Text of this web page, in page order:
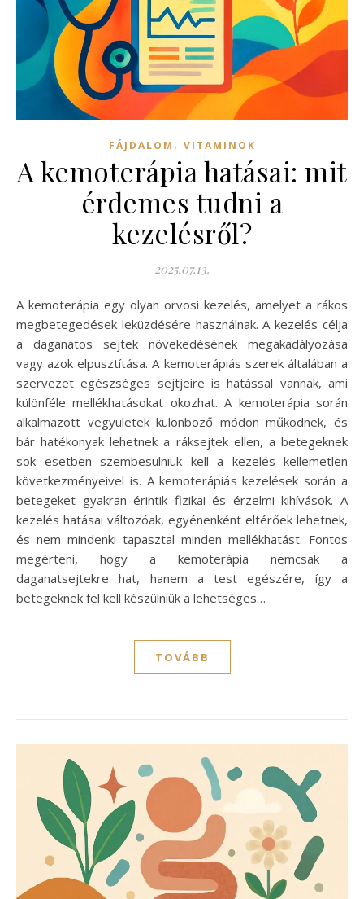
FÁJDALOM , VITAMINOK
A kemoterápia hatásai: mit
érdemes tudni a
kezelésről?
2025.07.13.
A kemoterápia egy olyan orvosi kezelés, amelyet a rákos
megbetegedések leküzdésére használnak. A kezelés célja
a daganatos sejtek növekedésének megakadályozása
vagy azok elpusztítása. A kemoterápiás szerek általában a
szervezet egészséges sejtjeire is hatással vannak, ami
különféle mellékhatásokat okozhat. A kemoterápia során
alkalmazott vegyületek különböző módon működnek, és
bár hatékonyak lehetnek a ráksejtek ellen, a betegeknek
sok esetben szembesülniük kell a kezelés kellemetlen
következményeivel is. A kemoterápiás kezelések során a
betegeket gyakran érintik fizikai és érzelmi kihívások. A
kezelés hatásai változóak, egyénenként eltérőek lehetnek,
és nem mindenki tapasztal minden mellékhatást. Fontos
megérteni, hogy a kemoterápia nemcsak a
daganatsejtekre hat, hanem a test egészére, így a
betegeknek fel kell készülniük a lehetséges…
TOVÁBB